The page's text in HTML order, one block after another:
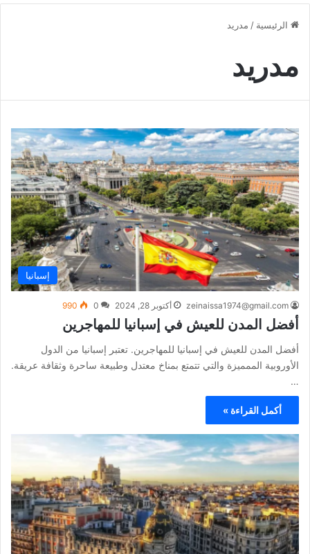
الرئيسية / مدريد
مدريد
إسبانيا
zeinaissa1974@gmail.com أكتوبر 28, 2024 0
990
أفضل المدن للعيش في إسبانيا للمهاجرين
أفضل المدن للعيش في إسبانيا للمهاجرين. تعتبر إسبانيا من الدول
الأوروبية الممميزة والتي تتمتع بمناخ معتدل وطبيعة ساحرة وثقافة عريقة.
…
أكمل القراءة »